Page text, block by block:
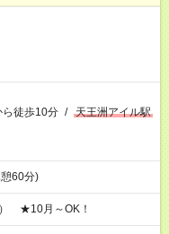
ら徒歩10分 / 天王洲アイル駅
60分)
★10月～OK！